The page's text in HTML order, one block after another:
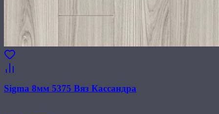
Sigma 8мм 5375 Вяз Кассандра